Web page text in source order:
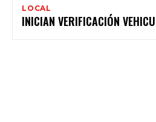
LOCAL
INICIAN VERIFICACIÓN